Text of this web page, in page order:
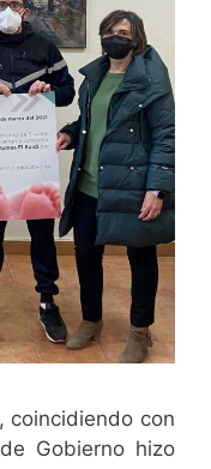
coincidiendo con
Gobierno hizo